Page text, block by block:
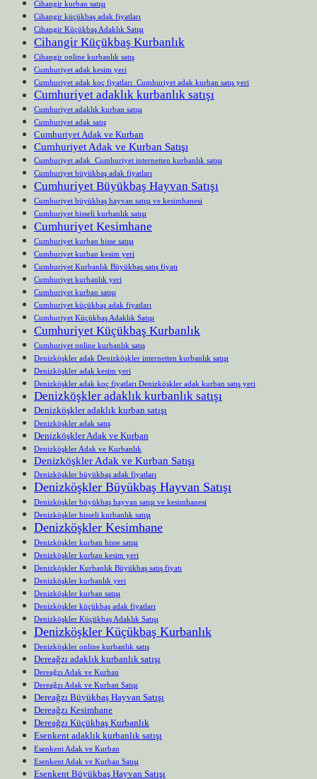
Cihangir kurban satışı
Cihangir küçükbaş adak fiyatları
Cihangir Küçükbaş Adaklık Satışı
Cihangir Küçükbaş Kurbanlık
Cihangir online kurbanlık satış
Cumhuriyet adak kesim yeri
Cumhuriyet adak koç fiyatları Cumhuriyet adak kurban satış yeri
Cumhuriyet adaklık kurbanlık satışı
Cumhuriyet adaklık kurban satışı
Cumhuriyet adak satış
Cumhuriyet Adak ve Kurban
Cumhuriyet Adak ve Kurban Satışı
Cumhuriyet adak Cumhuriyet internetten kurbanlık satışı
Cumhuriyet büyükbaş adak fiyatları
Cumhuriyet Büyükbaş Hayvan Satışı
Cumhuriyet büyükbaş hayvan satışı ve kesimhanesi
Cumhuriyet hisseli kurbanlık satışı
Cumhuriyet Kesimhane
Cumhuriyet kurban hisse satışı
Cumhuriyet kurban kesim yeri
Cumhuriyet Kurbanlık Büyükbaş satış fiyatı
Cumhuriyet kurbanlık yeri
Cumhuriyet kurban satışı
Cumhuriyet küçükbaş adak fiyatları
Cumhuriyet Küçükbaş Adaklık Satışı
Cumhuriyet Küçükbaş Kurbanlık
Cumhuriyet online kurbanlık satış
Denizköşkler adak Denizköşkler internetten kurbanlık satışı
Denizköşkler adak kesim yeri
Denizköşkler adak koç fiyatları Denizköşkler adak kurban satış yeri
Denizköşkler adaklık kurbanlık satışı
Denizköşkler adaklık kurban satışı
Denizköşkler adak satış
Denizköşkler Adak ve Kurban
Denizköşkler Adak ve Kurbanlık
Denizköşkler Adak ve Kurban Satışı
Denizköşkler büyükbaş adak fiyatları
Denizköşkler Büyükbaş Hayvan Satışı
Denizköşkler büyükbaş hayvan satışı ve kesimhanesi
Denizköşkler hisseli kurbanlık satışı
Denizköşkler Kesimhane
Denizköşkler kurban hisse satışı
Denizköşkler kurban kesim yeri
Denizköşkler Kurbanlık Büyükbaş satış fiyatı
Denizköşkler kurbanlık yeri
Denizköşkler kurban satışı
Denizköşkler küçükbaş adak fiyatları
Denizköşkler Küçükbaş Adaklık Satışı
Denizköşkler Küçükbaş Kurbanlık
Denizköşkler online kurbanlık satış
Dereağzı adaklık kurbanlık satışı
Dereağzı Adak ve Kurban
Dereağzı Adak ve Kurban Satışı
Dereağzı Büyükbaş Hayvan Satışı
Dereağzı Kesimhane
Dereağzı Küçükbaş Kurbanlık
Esenkent adaklık kurbanlık satışı
Esenkent Adak ve Kurban
Esenkent Adak ve Kurban Satışı
Esenkent Büyükbaş Hayvan Satışı